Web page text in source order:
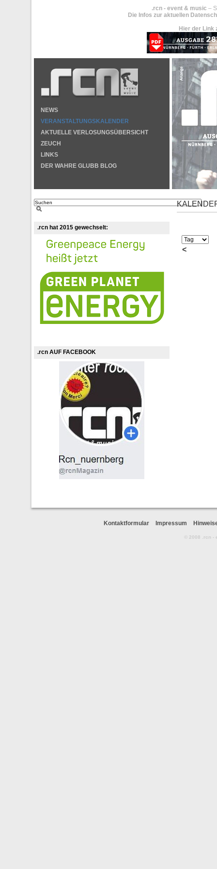
.rcn - event & music –
Die Infos zur aktuellen
Hier der Link
NEWS
VERANSTALTUNGSKALENDER
AKTUELLE VERLOSUNGSÜBERSICHT
ZEUCH
LINKS
DER WAHRE GLUBB BLOG
.rcn hat 2015 gewechselt:
.rcn AUF FACEBOOK
<
Kontaktformular Impressum
© 2008 .rcn